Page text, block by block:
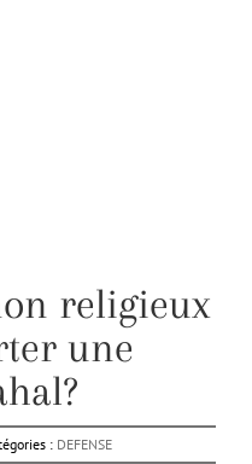
religieux
une
: DEFENSE